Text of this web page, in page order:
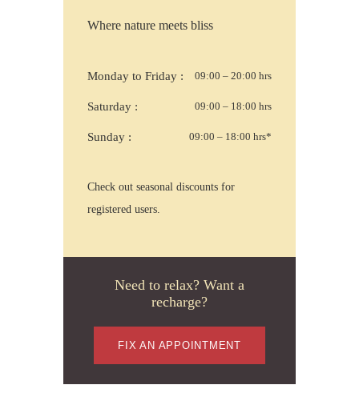
Where nature meets bliss
Monday to Friday : 09:00 – 20:00 hrs
Saturday : 09:00 – 18:00 hrs
Sunday : 09:00 – 18:00 hrs*
Check out seasonal discounts for
registered users.
Need to relax? Want a
recharge?
FIX AN APPOINTMENT